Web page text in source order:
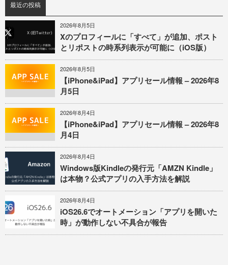
最近の投稿
2026年8月5日
Xのプロフィールに「すべて」が追加、ポスト
とリポストの時系列表示が可能に（iOS版）
2026年8月5日
【iPhone&iPad】アプリセール情報 – 2026年8
月5日
2026年8月4日
【iPhone&iPad】アプリセール情報 – 2026年8
月4日
2026年8月4日
Windows版Kindleの発行元「AMZN Kindle」
は本物？公式アプリの入手方法を解説
2026年8月4日
iOS26.6でオートメーション「アプリを開いた
時」が動作しない不具合が報告